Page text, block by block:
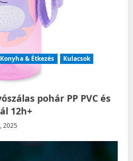
Konyha & Étkezés
Kulacsok
pohár PP PVC és
12h+
2025